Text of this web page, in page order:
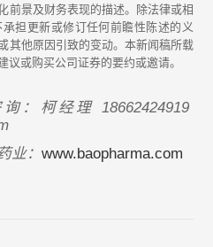
前景及财务表现的描述。除法律或相
担更新或修订任何前瞻性陈述的义
其他原因引致的变动。本新闻稿所载
或购买公司证券的要约或邀请。
：柯经理 18662424919
业：www.baopharma.com